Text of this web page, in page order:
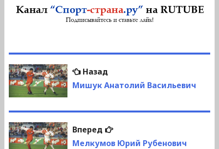
Навигация
по
записям
НазадПредыдущая
запись:
Мишук Анатолий Васильевич
Вперед
Следующая
запись:
Мелкумов Юрий Рубенович